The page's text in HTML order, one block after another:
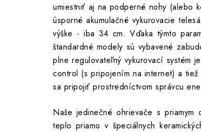
52 € bez DPH
63 €
umiestniť aj na podperné nohy (alebo
úsporné akumulačné vykurovacie
výške - iba 34 cm. Vďaka týmto
štandardné modely sú vybavené
plne regulovateľný vykurovací systém
control (s pripojením na internet) a
sa pripojiť prostredníctvom správcu
Naše jedinečné ohrievače s priamym
teplo priamo v špeciálnych